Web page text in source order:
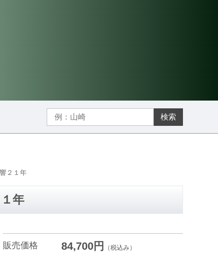
検索
２１年
年
販売価格 84,700円 （税込み）